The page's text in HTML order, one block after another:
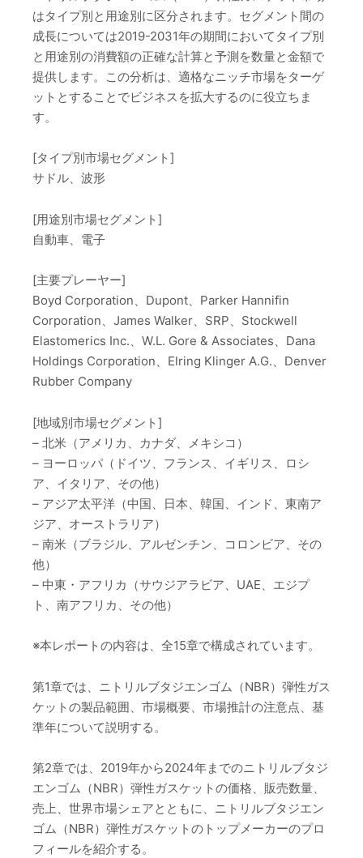
はタイプ別と用途別に区分されます。セグメント間の
成長については2019-2031年の期間においてタイプ別
と用途別の消費額の正確な計算と予測を数量と金額で
提供します。この分析は、適格なニッチ市場をターゲ
ットとすることでビジネスを拡大するのに役立ちま
す。
[タイプ別市場セグメント]
サドル、波形
[用途別市場セグメント]
自動車、電子
[主要プレーヤー]
Boyd Corporation、Dupont、Parker Hannifin
Corporation、James Walker、SRP、Stockwell
Elastomerics Inc.、W.L. Gore & Associates、Dana
Holdings Corporation、Elring Klinger A.G.、Denver
Rubber Company
[地域別市場セグメント]
– 北米（アメリカ、カナダ、メキシコ）
– ヨーロッパ（ドイツ、フランス、イギリス、ロシ
ア、イタリア、その他）
– アジア太平洋（中国、日本、韓国、インド、東南ア
ジア、オーストラリア）
– 南米（ブラジル、アルゼンチン、コロンビア、その
他）
– 中東・アフリカ（サウジアラビア、UAE、エジプ
ト、南アフリカ、その他）
※本レポートの内容は、全15章で構成されています。
第1章では、ニトリルブタジエンゴム（NBR）弾性ガス
ケットの製品範囲、市場概要、市場推計の注意点、基
準年について説明する。
第2章では、2019年から2024年までのニトリルブタジ
エンゴム（NBR）弾性ガスケットの価格、販売数量、
売上、世界市場シェアとともに、ニトリルブタジエン
ゴム（NBR）弾性ガスケットのトップメーカーのプロ
フィールを紹介する。